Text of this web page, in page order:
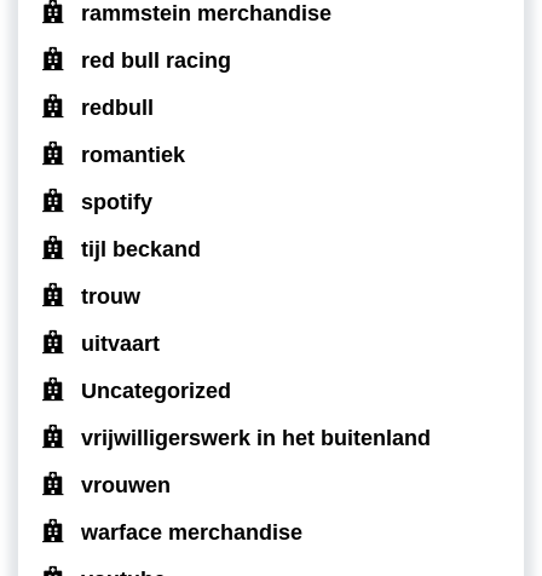
rammstein merchandise
red bull racing
redbull
romantiek
spotify
tijl beckand
trouw
uitvaart
Uncategorized
vrijwilligerswerk in het buitenland
vrouwen
warface merchandise